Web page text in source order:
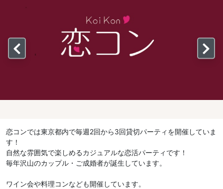
恋コンでは東京都内で毎週2回から3回貸切パーティを開催していま
す！
自然な雰囲気で楽しめるカジュアルな恋活パーティです！
毎年沢山のカップル・ご成婚者が誕生しています。
ワイン会や料理コンなども開催しています。